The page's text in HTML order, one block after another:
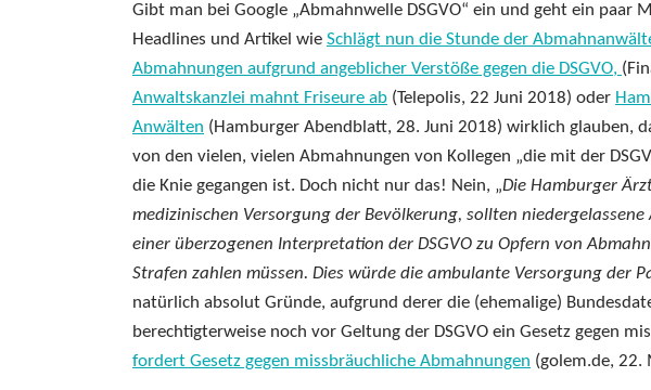
Gibt man bei Google „Abmahnwelle DSGVO“ ein und geht ein paar
Headlines und Artikel wie Schlägt nun die Stunde der
Abmahnungen aufgrund angeblicher Verstöße gegen die DSGVO,
Anwaltskanzlei mahnt Friseure ab (Telepolis, 22 Juni 2018) oder
Anwälten (Hamburger Abendblatt, 28. Juni 2018) wirklich glauben,
von den vielen, vielen Abmahnungen von Kollegen „die mit der
die Knie gegangen ist. Doch nicht nur das! Nein, „Die Hamburger
medizinischen Versorgung der Bevölkerung, sollten
einer überzogenen Interpretation der DSGVO zu Opfern von
Strafen zahlen müssen. Dies würde die ambulante Versorgung der
natürlich absolut Gründe, aufgrund derer die (ehemalige)
berechtigterweise noch vor Geltung der DSGVO ein Gesetz gegen
fordert Gesetz gegen missbräuchliche Abmahnungen (golem.de, 22.